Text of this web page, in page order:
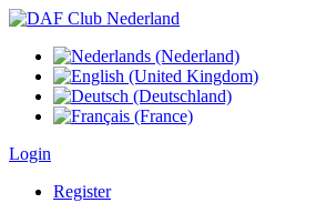
Login
Register